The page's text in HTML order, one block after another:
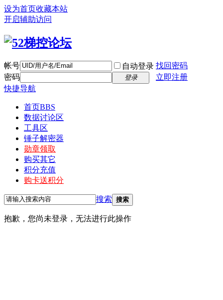
设为首页收藏本站
开启辅助访问
帐号 自动登录 找回密码
密码
登录
立即注册
快捷导航
首页BBS
数据讨论区
工具区
锤子解密器
勋章领取
购买其它
积分充值
购卡送积分
搜索 搜索
抱歉，您尚未登录，无法进行此操作